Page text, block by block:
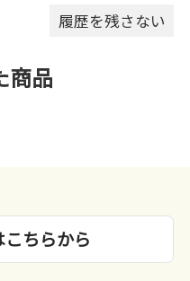
履歴を残さない
商品
ちらから